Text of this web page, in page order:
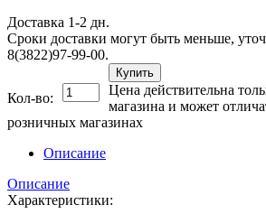
Доставка 1-2 дн.
Сроки доставки могут быть меньше,
8(3822)97-99-00.
Кол-во:
Купить
Цена действительна
магазина и может
розничных магазинах
Описание
Описание
Характеристики: